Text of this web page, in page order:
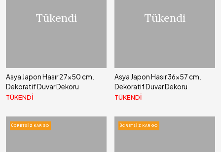
Tükendi
Asya Japon Hasır 27x50 cm.
Dekoratif Duvar Dekoru
TÜKENDİ
Tükendi
Asya Japon Hasır 36x57 cm.
Dekoratif Duvar Dekoru
TÜKENDİ
ÜCRETSIZ KARGO ÜCRETSIZ KARGO